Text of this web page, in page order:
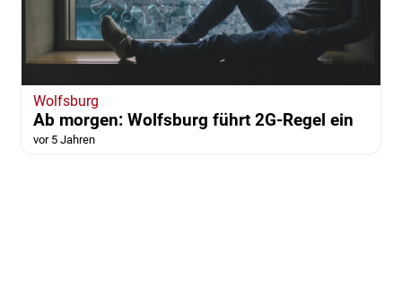
Wolfsburg
Ab morgen: Wolfsburg führt 2G-Regel ein
vor 5 Jahren